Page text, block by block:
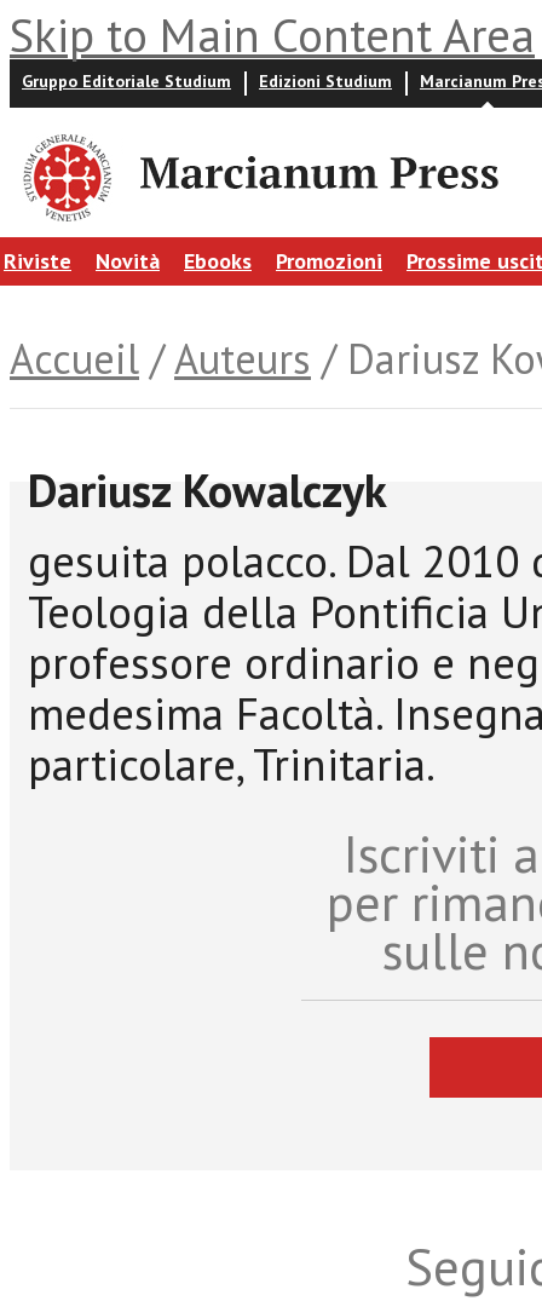
Skip to Main Content Area
Gruppo Editoriale Studium Edizioni Studium Marcianum
Riviste Novità Ebooks Promozioni Prossime
Accueil /Auteurs / Dariusz
Dariusz Kowalczyk
gesuita polacco. Dal
Teologia della Pontificia
professore ordinario e
medesima Facoltà.
particolare, Trinitaria.
Iscriviti
per
sulle